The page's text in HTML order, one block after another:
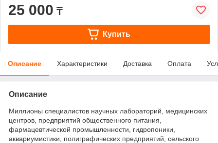
25 000 ₸
Купить
Описание Характеристики Доставка Оплата
Описание
Миллионы специалистов научных лабораторий, медицинских
центров, предприятий общественного питания,
фармацевтической промышленности, гидропоники,
аквариумистики, полиграфических предприятий, сельского